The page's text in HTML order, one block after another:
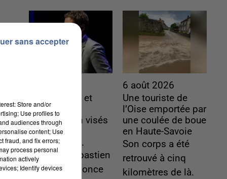
Gabriel Attal et
Raphaël
Glucksmann visés
par des
ingérences...
Sollicité, Sébastien
Lecornu annonce
6 août 2026
Une touriste de
l’Oise emportée par
une coulée de boue
en Haute-Savoie
Son corps a été
retrouvé à cinq
kilomètres de là.
Store and/or
Use profiles to
audiences through
content; Use
fraud, and fix errors;
process personal
actively
Identify devices
sans accepter